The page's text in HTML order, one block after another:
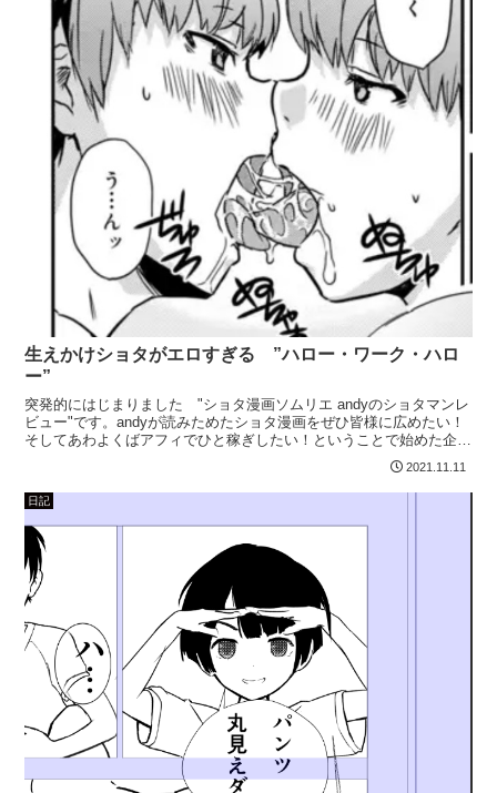
生えかけショタがエロすぎる ”ハロー・ワーク・ハロ
ー”
突発的にはじまりました "ショタ漫画ソムリエ andyのショタマンレ
ビュー"です。andyが読みためたショタ漫画をぜひ皆様に広めたい！
そしてあわよくばアフィでひと稼ぎしたい！ということで始めた企画
2021.11.11
日記